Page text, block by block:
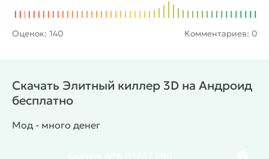
Оценок: 140 Комментариев: 0
Скачать Элитный киллер 3D на Андроид
бесплатно
Мод - много денег